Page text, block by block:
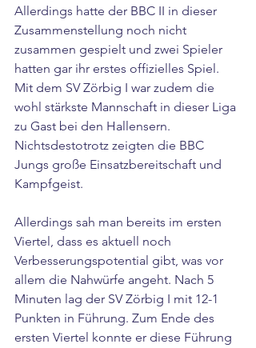
Allerdings hatte der BBC II in dieser
Zusammenstellung noch nicht
zusammen gespielt und zwei Spieler
hatten gar ihr erstes offizielles Spiel.
Mit dem SV Zörbig I war zudem die
wohl stärkste Mannschaft in dieser Liga
zu Gast bei den Hallensern.
Nichtsdestotrotz zeigten die BBC
Jungs große Einsatzbereitschaft und
Kampfgeist.
Allerdings sah man bereits im ersten
Viertel, dass es aktuell noch
Verbesserungspotential gibt, was vor
allem die Nahwürfe angeht. Nach 5
Minuten lag der SV Zörbig I mit 12-1
Punkten in Führung. Zum Ende des
ersten Viertel konnte er diese Führung